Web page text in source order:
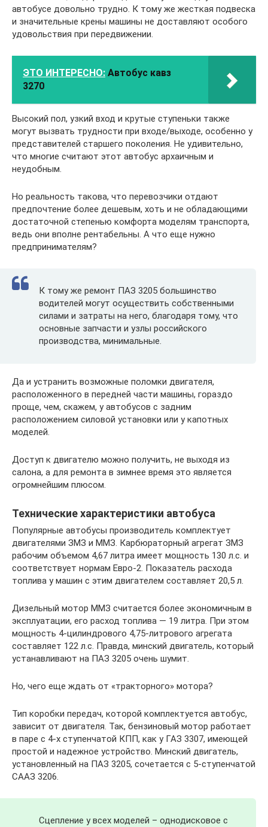
автобусе довольно трудно. К тому же жесткая подвеска
и значительные крены машины не доставляют особого
удовольствия при передвижении.
ЭТО ИНТЕРЕСНО: Автобус кавз
3270
Высокий пол, узкий вход и крутые ступеньки также
могут вызвать трудности при входе/выходе, особенно у
представителей старшего поколения. Не удивительно,
что многие считают этот автобус архаичным и
неудобным.
Но реальность такова, что перевозчики отдают
предпочтение более дешевым, хоть и не обладающими
достаточной степенью комфорта моделям транспорта,
ведь они вполне рентабельны. А что еще нужно
предпринимателям?
К тому же ремонт ПАЗ 3205 большинство
водителей могут осуществить собственными
силами и затраты на него, благодаря тому, что
основные запчасти и узлы российского
производства, минимальные.
Да и устранить возможные поломки двигателя,
расположенного в передней части машины, гораздо
проще, чем, скажем, у автобусов с задним
расположением силовой установки или у капотных
моделей.
Доступ к двигателю можно получить, не выходя из
салона, а для ремонта в зимнее время это является
огромнейшим плюсом.
Технические характеристики автобуса
Популярные автобусы производитель комплектует
двигателями ЗМЗ и ММЗ. Карбюраторный агрегат ЗМЗ
рабочим объемом 4,67 литра имеет мощность 130 л.с. и
соответствует нормам Евро-2. Показатель расхода
топлива у машин с этим двигателем составляет 20,5 л.
Дизельный мотор ММЗ считается более экономичным в
эксплуатации, его расход топлива — 19 литра. При этом
мощность 4-цилиндрового 4,75-литрового агрегата
составляет 122 л.с. Правда, минский двигатель, который
устанавливают на ПАЗ 3205 очень шумит.
Но, чего еще ждать от «тракторного» мотора?
Тип коробки передач, которой комплектуется автобус,
зависит от двигателя. Так, бензиновый мотор работает
в паре с 4-х ступенчатой КПП, как у ГАЗ 3307, имеющей
простой и надежное устройство. Минский двигатель,
установленный на ПАЗ 3205, сочетается с 5-ступенчатой
СААЗ 3206.
Сцепление у всех моделей – однодисковое с